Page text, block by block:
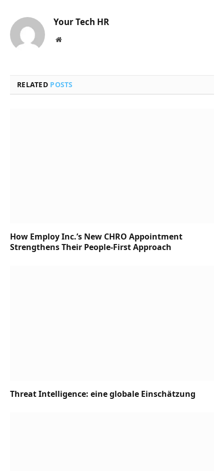
Your Tech HR
Website
RELATED POSTS
How Employ Inc.’s New CHRO Appointment
Strengthens Their People-First Approach
Threat Intelligence: eine globale Einschätzung